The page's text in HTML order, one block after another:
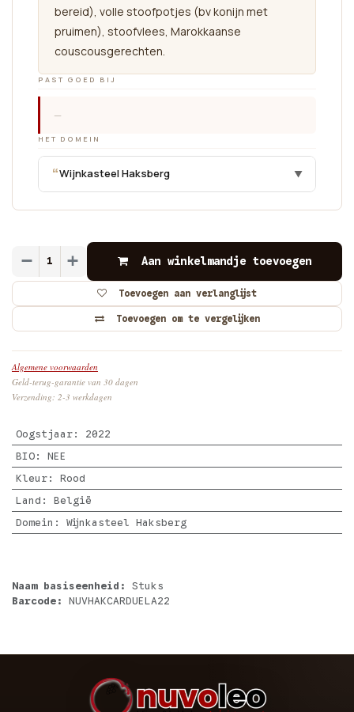
bereid), volle stoofpotjes (bv konijn met
pruimen), stoofvlees, Marokkaanse
couscousgerechten.
PAST GOED BIJ
—
HET DOMEIN
“Wijnkasteel Haksberg ▼
Aan winkelmandje toevoegen
Toevoegen om te vergelijken
Toevoegen aan verlanglijst
Algemene voorwaarden
Geld-terug-garantie van 30 dagen
Verzending: 2-3 werkdagen
Oogstjaar: 2022
BIO: NEE
Kleur: Rood
Land : België
Domein : Wijnkasteel Haksberg
Naam basiseenheid: Stuks
Barcode: NUVHAKCARDUELA22